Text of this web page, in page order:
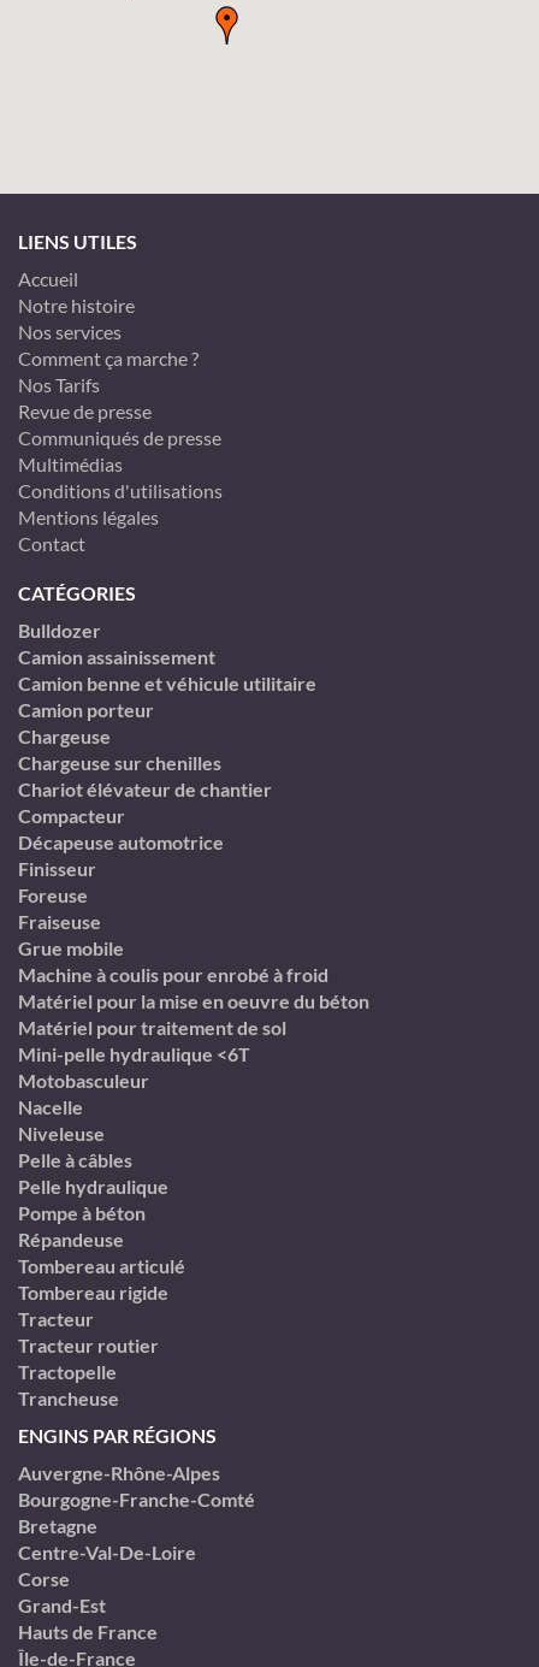
LIENS UTILES
Accueil
Notre histoire
Nos services
Comment ça marche ?
Nos Tarifs
Revue de presse
Communiqués de presse
Multimédias
Conditions d'utilisations
Mentions légales
Contact
CATÉGORIES
Bulldozer
Camion assainissement
Camion benne et véhicule utilitaire
Camion porteur
Chargeuse
Chargeuse sur chenilles
Chariot élévateur de chantier
Compacteur
Décapeuse automotrice
Finisseur
Foreuse
Fraiseuse
Grue mobile
Machine à coulis pour enrobé à froid
Matériel pour la mise en oeuvre du béton
Matériel pour traitement de sol
Mini-pelle hydraulique <6T
Motobasculeur
Nacelle
Niveleuse
Pelle à câbles
Pelle hydraulique
Pompe à béton
Répandeuse
Tombereau articulé
Tombereau rigide
Tracteur
Tracteur routier
Tractopelle
Trancheuse
ENGINS PAR RÉGIONS
Auvergne-Rhône-Alpes
Bourgogne-Franche-Comté
Bretagne
Centre-Val-De-Loire
Corse
Grand-Est
Hauts de France
Île-de-France